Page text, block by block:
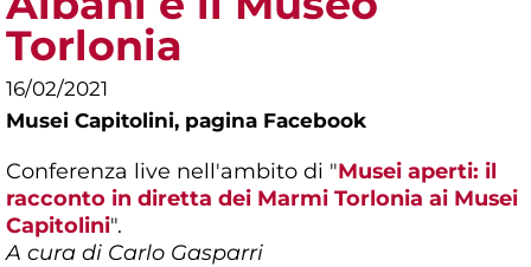
Torlonia
16/02/2021
Musei Capitolini, pagina Facebook
Conferenza live nell'ambito di "Musei aperti: il
racconto in diretta dei Marmi Torlonia ai Musei
Capitolini".
A cura di Carlo Gasparri